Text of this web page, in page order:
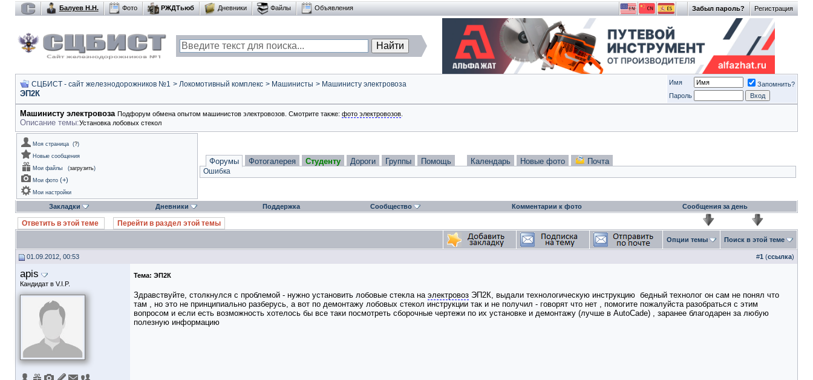
Регистрация
Забыл пароль?
Балуев Н.Н. Фото РЖДТьюб Дневники Файлы Объявления
СЦБИСТ - сайт железнодорожников №1 > Локомотивный комплекс > Машинисты > Машинисту электровоза
ЭП2К
Имя
Запомнить?
Пароль
Машинисту электровоза Подфорум обмена опытом машинистов электровозов. Смотрите также: фото электровозов
Описание темы:Установка лобовых стекол
Моя страница (?)
Новые сообщения
Мои файлы
(загрузить)
Мои фото (+)
Мои настройки
Форумы Фотогалерея Студенту Дороги Группы Помощь Календарь Новые фото Почта
Ошибка
Закладки Дневники Поддержка Сообщество Комментарии к фото Сообщения за день
Ответить в этой теме Перейти в раздел этой темы
Опции темы Поиск в этой теме
01.09.2012, 00:53 #1 (ссылка)
apis
Кандидат в V.I.P.
Тема: ЭП2К
Здравствуйте, столкнулся с проблемой - нужно установить лобовые стекла на электровоз ЭП2К, выдали технологическую инструкцию бедный технолог он сам не понял что
там , но это не принципиально разберусь, а вот по демонтажу лобовых стекол инструкции так и не получил - говорят что нет , помогите пожалуйста разобраться с этим
вопросом и если есть возможность хотелось бы все таки посмотреть сборочные чертежи по их установке и демонтажу (лучше в AutoCadе) , заранее благодарен за любую
полезную информацию